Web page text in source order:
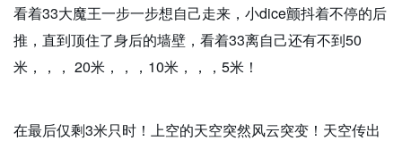
看着33大魔王一步一步想自己走来，小dice颤抖着不停的后
推，直到顶住了身后的墙壁，看着33离自己还有不到50
米，，， 20米，，，10米，，，5米！
在最后仅剩3米只时！上空的天空突然风云突变！天空传出